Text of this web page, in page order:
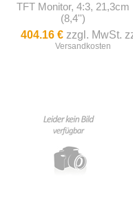
TFT Monitor, 4:3, 21,3cm
(8,4'')
404.16 € zzgl. MwSt.
Versandkosten